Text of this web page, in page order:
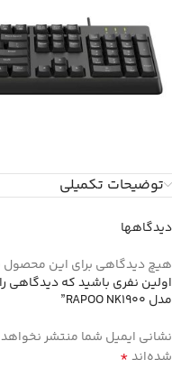
توضیحات تکمیلی
دیدگاهها
هیچ دیدگاهی برای این
اولین نفری باشید که دیدگاهی
مدل RAPOO NK1900”
نشانی ایمیل شما منتشر
شده‌اند*